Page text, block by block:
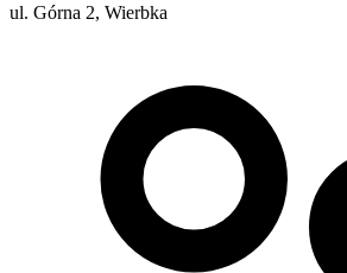
ul. Górna 2, Wierbka